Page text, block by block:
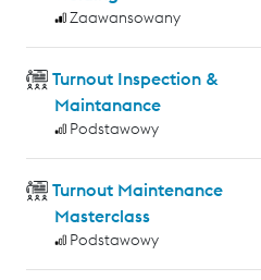
Zaawansowany
Turnout Inspection &
Maintanance
Podstawowy
Turnout Maintenance
Masterclass
Podstawowy